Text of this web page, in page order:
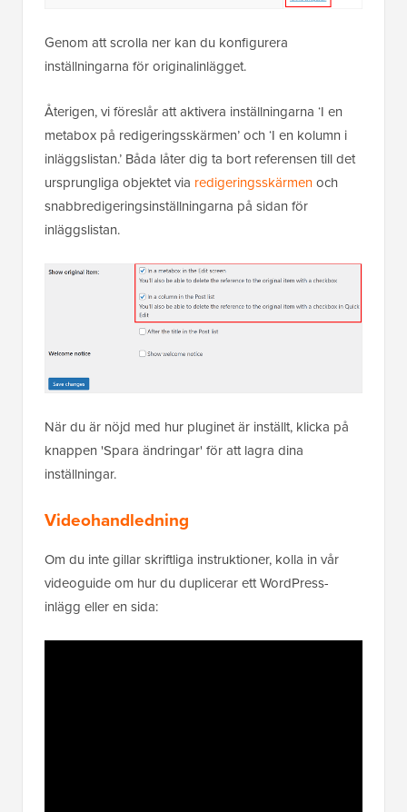
Genom att scrolla ner kan du konfigurera
inställningarna för originalinlägget.
Återigen, vi föreslår att aktivera inställningarna ‘I en
metabox på redigeringsskärmen’ och ‘I en kolumn i
inläggslistan.’ Båda låter dig ta bort referensen till det
ursprungliga objektet via redigeringsskärmenoch
snabbredigeringsinställningarna på sidan för
inläggslistan.
När du är nöjd med hur pluginet är inställt, klicka på
knappen 'Spara ändringar' för att lagra dina
inställningar.
Videohandledning
Om du inte gillar skriftliga instruktioner, kolla in vår
videoguide om hur du duplicerar ett WordPress-
inlägg eller en sida: